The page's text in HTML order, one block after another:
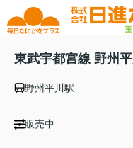
東武宇都宮線 野州
野州平川駅
販売中